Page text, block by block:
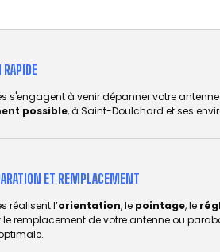
s'engagent à venir dépanner votre
possible, à Saint-Doulchard et ses
ET REMPLACEMENT​
réalisent l’orientation, le pointage, le
le remplacement de votre antenne ou